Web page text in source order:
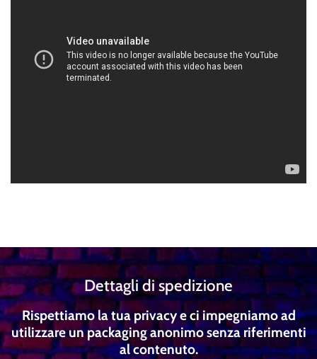
Dettagli di spedizione
Rispettiamo la tua privacy e ci impegniamo ad
utilizzare un packaging anonimo senza riferimenti
al contenuto.